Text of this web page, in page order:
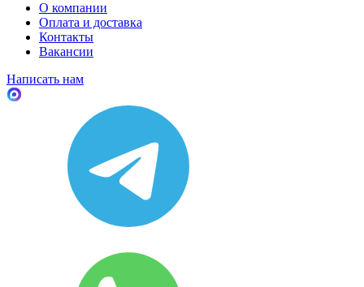
О компании
Оплата и доставка
Контакты
Вакансии
Написать нам